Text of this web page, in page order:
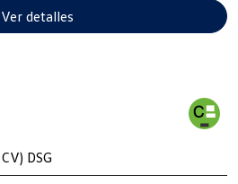
Ver detalles
DSG